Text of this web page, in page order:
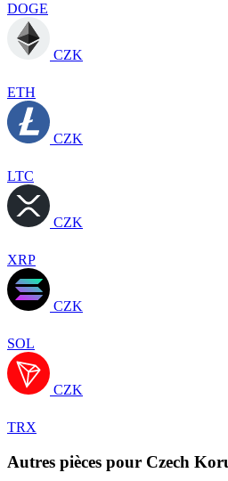
DOGE
CZK
ETH
CZK
LTC
CZK
XRP
CZK
SOL
CZK
TRX
Autres pièces pour Czech